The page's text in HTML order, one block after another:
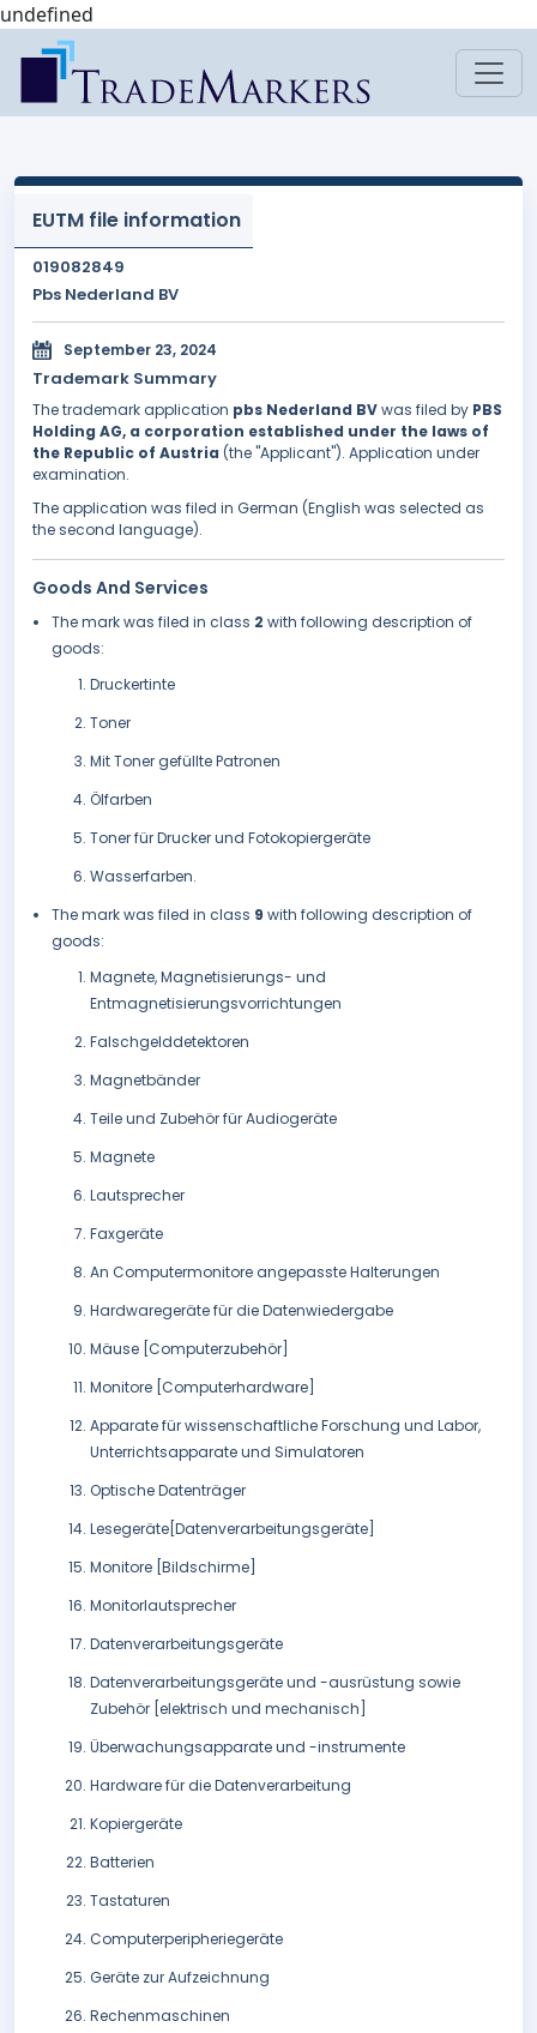
undefined
EUTM file information
019082849
Pbs Nederland BV
September 23, 2024
Trademark Summary
The trademark application pbs Nederland BVwas filed by PBS
Holding AG, a corporation established under the laws of
the Republic of Austria (the "Applicant"). Application under
examination.
The application was filed in German (English was selected as
the second language).
Goods And Services
The mark was filed in class 2 with following description of
goods:
Druckertinte
Toner
Mit Toner gefüllte Patronen
Ölfarben
Toner für Drucker und Fotokopiergeräte
Wasserfarben.
The mark was filed in class 9 with following description of
goods:
Magnete, Magnetisierungs- und
Entmagnetisierungsvorrichtungen
Falschgelddetektoren
Magnetbänder
Teile und Zubehör für Audiogeräte
Magnete
Lautsprecher
Faxgeräte
An Computermonitore angepasste Halterungen
Hardwaregeräte für die Datenwiedergabe
Mäuse [Computerzubehör]
Monitore [Computerhardware]
Apparate für wissenschaftliche Forschung und Labor,
Unterrichtsapparate und Simulatoren
Optische Datenträger
Lesegeräte[Datenverarbeitungsgeräte]
Monitore [Bildschirme]
Monitorlautsprecher
Datenverarbeitungsgeräte
Datenverarbeitungsgeräte und -ausrüstung sowie
Zubehör [elektrisch und mechanisch]
Überwachungsapparate und -instrumente
Hardware für die Datenverarbeitung
Kopiergeräte
Batterien
Tastaturen
Computerperipheriegeräte
Geräte zur Aufzeichnung
Rechenmaschinen